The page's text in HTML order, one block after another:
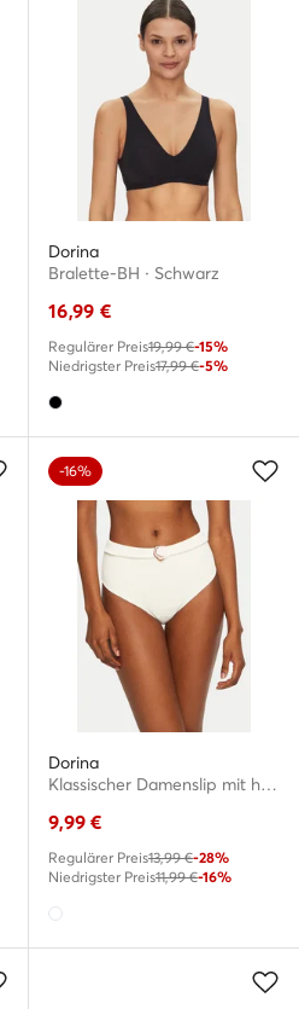
Dorina
Bralette-BH · Schwarz
16,99 €
Regulärer Preis19,99 €-15%
Niedrigster Preis17,99 €-5%
-16%
Dorina
Klassischer Damenslip mit hoher Taille · Weiß
9,99 €
Regulärer Preis13,99 €-28%
Niedrigster Preis11,99 €-16%